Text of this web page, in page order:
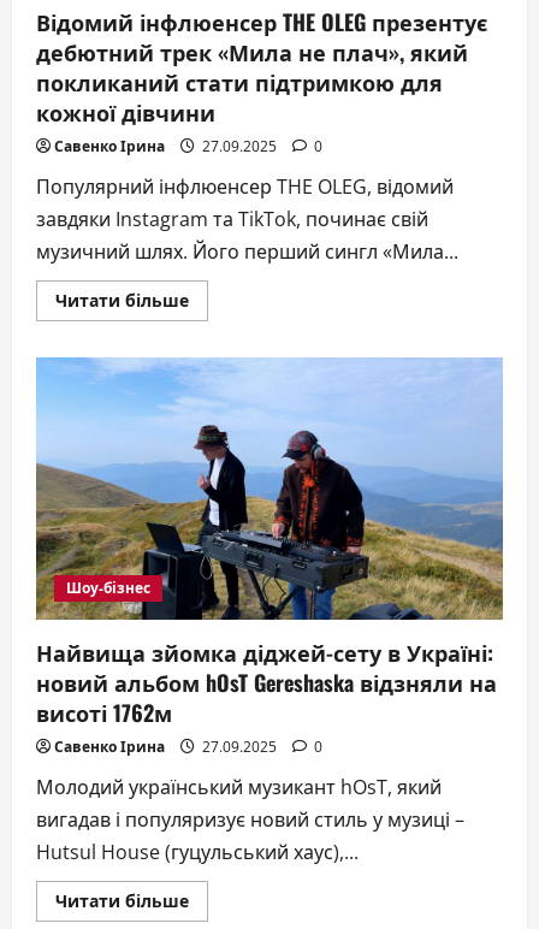
Відомий інфлюенсер THE OLEG презентує
дебютний трек «Мила не плач», який
покликаний стати підтримкою для
кожної дівчини
Савенко Ірина 27.09.2025 0
Популярний інфлюенсер THE OLEG, відомий
завдяки Instagram та TikTok, починає свій
музичний шлях. Його перший сингл «Мила...
Читати більшеДокладніше
про
THE
OLEG
презентує
дебютний
трек
«Мила
не
плач»,
який
покликаний
стати
підтримкою
для
кожної
дівчини
Шоу-бізнес
Найвища зйомка діджей-сету в Україні:
новий альбом hOsT Gereshaska відзняли на
висоті 1762м
Савенко Ірина 27.09.2025 0
Молодий український музикант hOsT, який
вигадав і популяризує новий стиль у музиці –
Hutsul House (гуцульський хаус),...
Читати більшеДокладніше
про